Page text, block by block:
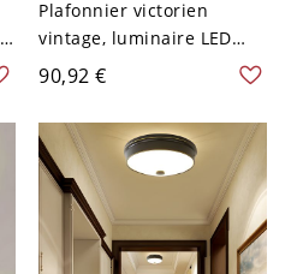
Plafonnier victorien
vintage, luminaire LED
bronze antique avec abat-
jour en verre dépoli - 110
V-120 V 34,29 cm Blanc
90,92 €